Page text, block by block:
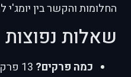
החלומות והקשר בין יומג'י
שאלות נפוצות
כמה פרקים?